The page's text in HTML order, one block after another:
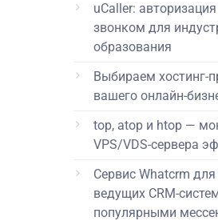
uCaller:
звонком для
образования
Выбираем хостинг-
вашего онлайн-
top, atop и htop —
VPS/VDS-сервера
Сервис Whatcrm для
ведущих CRM-
популярными